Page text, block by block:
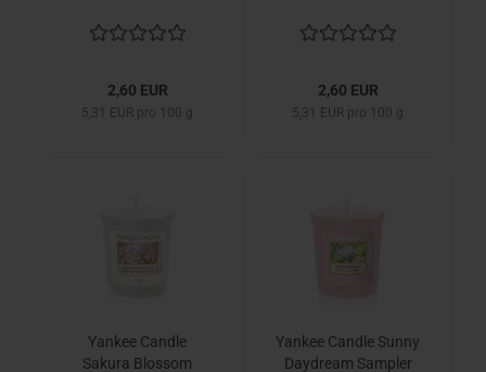
2,60 EUR
5,31 EUR pro 100 g
2,60 EUR
5,31 EUR pro 100 g
Yankee Candle
Sakura Blossom
Yankee Candle Sunny
Daydream Sampler